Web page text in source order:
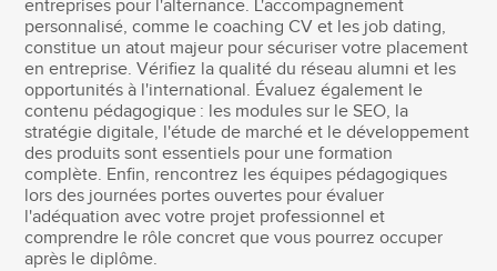
entreprises pour l'alternance. L'accompagnement
personnalisé, comme le coaching CV et les job dating,
constitue un atout majeur pour sécuriser votre placement
en entreprise. Vérifiez la qualité du réseau alumni et les
opportunités à l'international. Évaluez également le
contenu pédagogique : les modules sur le SEO, la
stratégie digitale, l'étude de marché et le développement
des produits sont essentiels pour une formation
complète. Enfin, rencontrez les équipes pédagogiques
lors des journées portes ouvertes pour évaluer
l'adéquation avec votre projet professionnel et
comprendre le rôle concret que vous pourrez occuper
après le diplôme.